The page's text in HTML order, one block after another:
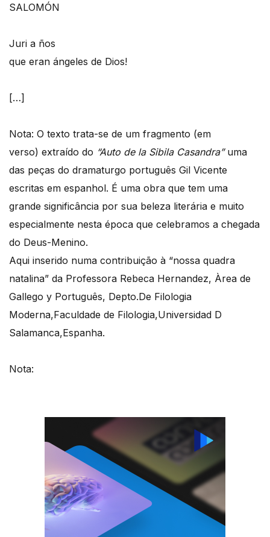
SALOMÓN
Juri a ños
que eran ángeles de Dios!
[…]
Nota: O texto trata-se de um fragmento (em
verso) extraído do “Auto de la Sibila Casandra”uma
das peças do dramaturgo português Gil Vicente
escritas em espanhol. É uma obra que tem uma
grande significância por sua beleza literária e muito
especialmente nesta época que celebramos a chegada
do Deus-Menino.
Aqui inserido numa contribuição à “nossa quadra
natalina” da Professora Rebeca Hernandez, Àrea de
Gallego y Português, Depto.De Filologia
Moderna,Faculdade de Filologia,Universidad D
Salamanca,Espanha.
Nota: